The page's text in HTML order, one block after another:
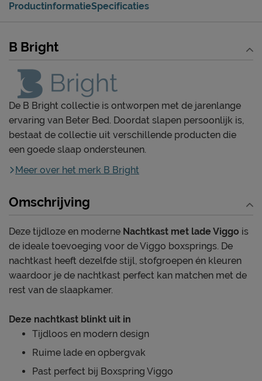
ProductinformatieSpecificaties
B Bright
De B Bright collectie is ontworpen met de jarenlange
ervaring van Beter Bed. Doordat slapen persoonlijk is,
bestaat de collectie uit verschillende producten die
een goede slaap ondersteunen.
Meer over het merk B Bright
Omschrijving
Deze tijdloze en moderne Nachtkast met lade Viggo is
de ideale toevoeging voor de Viggo boxsprings. De
nachtkast heeft dezelfde stijl, stofgroepen én kleuren
waardoor je de nachtkast perfect kan matchen met de
rest van de slaapkamer.
Deze nachtkast blinkt uit in
Tijdloos en modern design
Ruime lade en opbergvak
Past perfect bij Boxspring Viggo